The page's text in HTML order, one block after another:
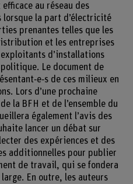
au réseau des
la part d’électricité
prenantes telles que les
et les entreprises
d’installations
Le document de
de ces milieux en
Lors d’une prochaine
la BFH et de l’ensemble du
également l’avis des
lancer un débat sur
des expériences et des
additionnelles pour publier
de travail, qui se fondera
En outre, les auteurs